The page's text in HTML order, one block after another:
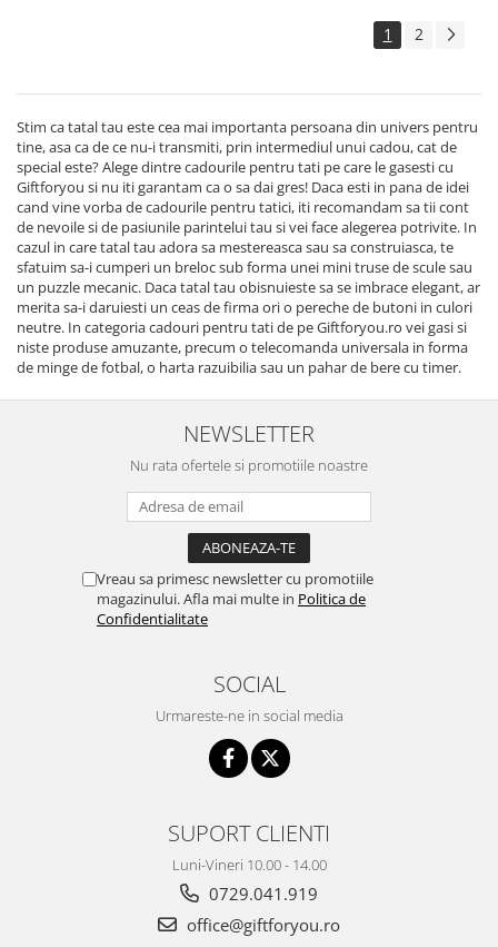
1 2
Stim ca tatal tau este cea mai importanta persoana din univers pentru
tine, asa ca de ce nu-i transmiti, prin intermediul unui cadou, cat de
special este? Alege dintre cadourile pentru tati pe care le gasesti cu
Giftforyou si nu iti garantam ca o sa dai gres! Daca esti in pana de idei
cand vine vorba de cadourile pentru tatici, iti recomandam sa tii cont
de nevoile si de pasiunile parintelui tau si vei face alegerea potrivite. In
cazul in care tatal tau adora sa mestereasca sau sa construiasca, te
sfatuim sa-i cumperi un breloc sub forma unei mini truse de scule sau
un puzzle mecanic. Daca tatal tau obisnuieste sa se imbrace elegant, ar
merita sa-i daruiesti un ceas de firma ori o pereche de butoni in culori
neutre. In categoria cadouri pentru tati de pe Giftforyou.ro vei gasi si
niste produse amuzante, precum o telecomanda universala in forma
de minge de fotbal, o harta razuibilia sau un pahar de bere cu timer.
NEWSLETTER
Nu rata ofertele si promotiile noastre
Vreau sa primesc newsletter cu promotiile
magazinului. Afla mai multe in Politica de
Confidentialitate
SOCIAL
Urmareste-ne in social media
SUPORT CLIENTI
Luni-Vineri 10.00 - 14.00
0729.041.919
office@giftforyou.ro